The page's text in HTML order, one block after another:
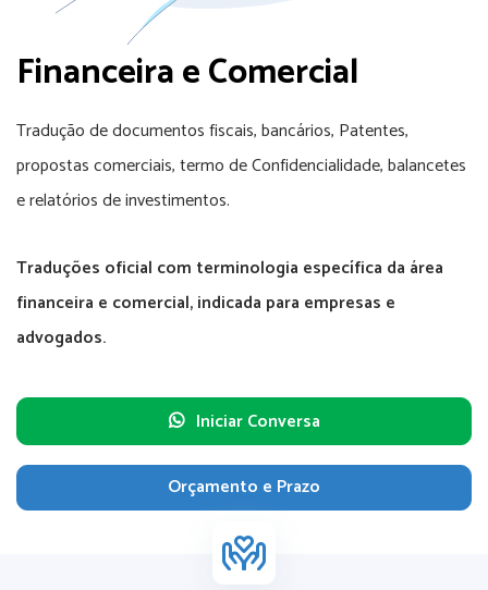
Financeira e Comercial
Tradução de documentos fiscais, bancários, Patentes,
propostas comerciais, termo de Confidencialidade, balancetes
e relatórios de investimentos.
Traduções oficial com terminologia específica da área
financeira e comercial, indicada para empresas e
advogados.
Iniciar Conversa
Orçamento e Prazo